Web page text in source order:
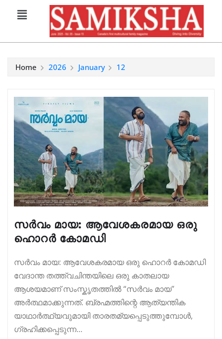
Home 2026 January 12
സർവം മായ: ആവേശകരമായ ഒരു
ഹൊറർ കോമഡി
സർവം മായ: ആവേശകരമായ ഒരു ഹൊറർ കോമഡി
വേദാന്ത തത്ത്വചിന്തയിലെ ഒരു കാതലായ
ആശയമാണ് സംസ്കൃതത്തിൽ “സർവം മായ”
അർത്ഥമാക്കുന്നത്. ബ്രഹ്മത്തിന്റെ ആത്യന്തിക
യാഥാർത്ഥ്യവുമായി താരതമ്യപ്പെടുത്തുമ്പോൾ,
ഗ്രഹിക്കപ്പെടുന്ന…